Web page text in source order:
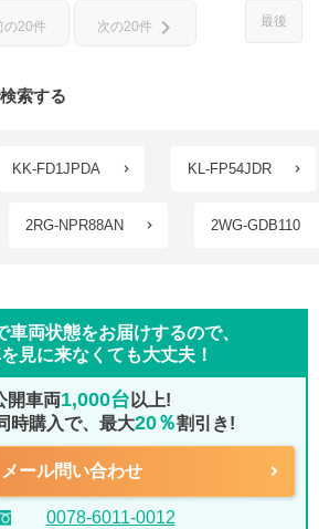
最後
の20件 次の20件 chevron_right
索する
KK-FD1JPDA KL-FP54JDR
2RG-NPR88AN 2WG-GDB110
車両状態をお届けするので、
見に来なくても大丈夫！
開車両1,000台 以上!
時購入で、最大20％割引き!
メール問い合わせ
0078-6011-0012